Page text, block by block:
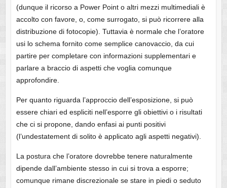
(dunque il ricorso a Power Point o altri mezzi multimediali è
accolto con favore, o, come surrogato, si può ricorrere alla
distribuzione di fotocopie). Tuttavia è normale che l’oratore
usi lo schema fornito come semplice canovaccio, da cui
partire per completare con informazioni supplementari e
parlare a braccio di aspetti che voglia comunque
approfondire.
Per quanto riguarda l’approccio dell’esposizione, si può
essere chiari ed espliciti nell’esporre gli obiettivi o i risultati
che ci si propone, dando enfasi ai punti positivi
(l’undestatement di solito è applicato agli aspetti negativi).
La postura che l’oratore dovrebbe tenere naturalmente
dipende dall’ambiente stesso in cui si trova a esporre;
comunque rimane discrezionale se stare in piedi o seduto